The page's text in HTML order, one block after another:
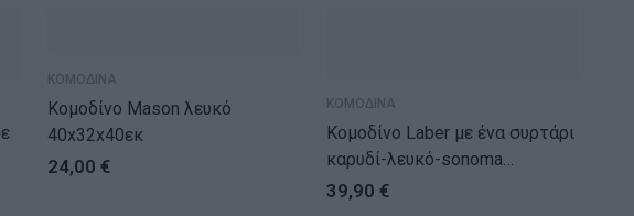
ΚΟΜΟΔΙΝΑ
Κομοδίνο Mason λευκό
40x32x40εκ
24,00 €
ΚΟΜΟΔΙΝΑ
Κομοδίνο Laber με ένα συρτάρι
καρυδί-λευκό-sonoma
45x30x57.5εκ
39,90€